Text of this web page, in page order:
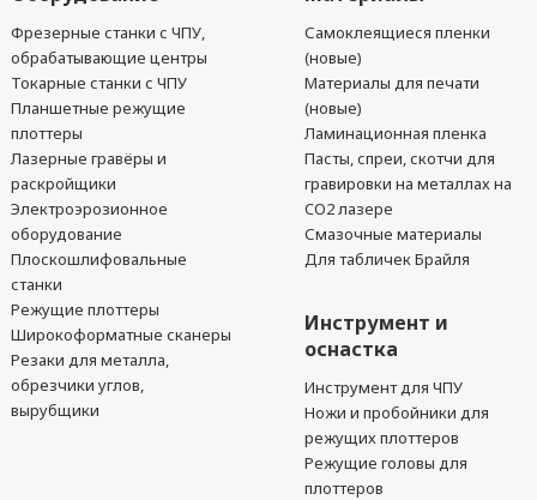
Фрезерные станки с ЧПУ,
обрабатывающие центры
Токарные станки с ЧПУ
Планшетные режущие
плоттеры
Лазерные гравёры и
раскройщики
Электроэрозионное
оборудование
Плоскошлифовальные
станки
Режущие плоттеры
Широкоформатные сканеры
Резаки для металла,
обрезчики углов,
вырубщики
Самоклеящиеся пленки
(новые)
Материалы для печати
(новые)
Ламинационная пленка
Пасты, спреи, скотчи для
гравировки на металлах на
CO2 лазере
Смазочные материалы
Для табличек Брайля
Инструмент и
оснастка
Инструмент для ЧПУ
Ножи и пробойники для
режущих плоттеров
Режущие головы для
плоттеров